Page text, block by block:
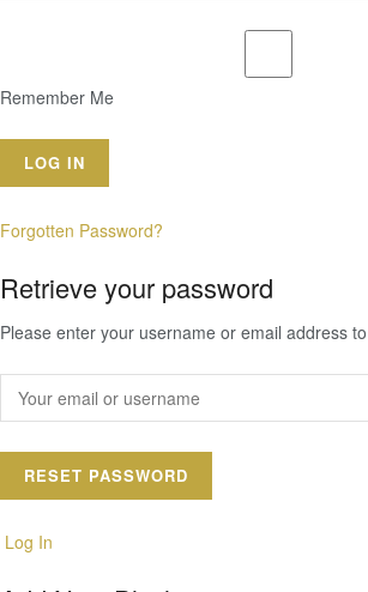
Remember Me
Forgotten Password?
Retrieve your password
Please enter your username or email address
Log In